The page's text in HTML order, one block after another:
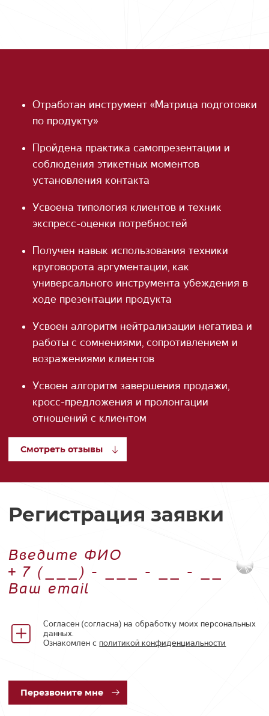
Отработан инструмент «Матрица подготовки
по продукту»
Пройдена практика самопрезентации и
соблюдения этикетных моментов
установления контакта
Усвоена типология клиентов и техник
экспресс-оценки потребностей
Получен навык использования техники
круговорота аргументации, как
универсального инструмента убеждения в
ходе презентации продукта
Усвоен алгоритм нейтрализации негатива и
работы с сомнениями, сопротивлением и
возражениями клиентов
Усвоен алгоритм завершения продажи,
кросс-предложения и пролонгации
отношений с клиентом
Смотреть отзывы
Регистрация заявки
Введите ФИО
Номер телефона
Ваш email
Согласен (согласна) на обработку моих персональных
данных.
Ознакомлен сполитикой конфиденциальности
Перезвоните мне